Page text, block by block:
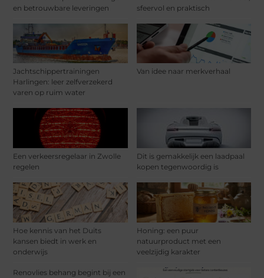
en betrouwbare leveringen
sfeervol en praktisch
Jachtschippertrainingen
Harlingen: leer zelfverzekerd
varen op ruim water
Van idee naar merkverhaal
Een verkeersregelaar in Zwolle
regelen
Dit is gemakkelijk een laadpaal
kopen tegenwoordig is
Hoe kennis van het Duits
kansen biedt in werk en
onderwijs
Honing: een puur
natuurproduct met een
veelzijdig karakter
Renovlies behang begint bij een